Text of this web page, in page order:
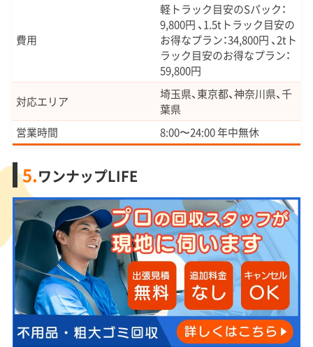
費用
軽トラック目安のSパック：
9,800円 、1.5tトラック目安の
お得なプラン：34,800円 、2tト
ラック目安のお得なプラン：
59,800円
対応エリア
埼玉県、東京都、神奈川県、千
葉県
営業時間
8:00〜24:00 年中無休
5.ワンナップLIFE